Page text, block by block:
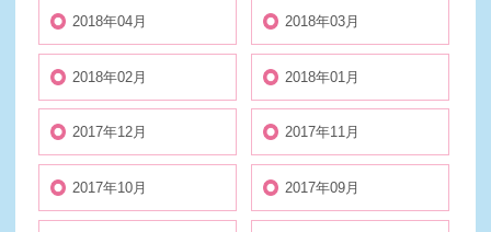
2018年04月 2018年03月
2018年02月 2018年01月
2017年12月 2017年11月
2017年10月 2017年09月